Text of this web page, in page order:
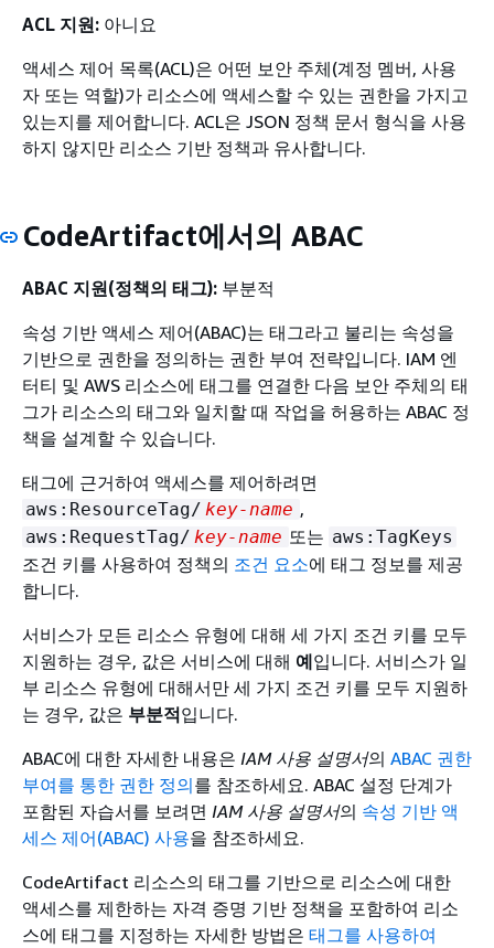
ACL 지원: 아니요
액세스 제어 목록(ACL)은 어떤 보안 주체(계정 멤버, 사용
자 또는 역할)가 리소스에 액세스할 수 있는 권한을 가지고
있는지를 제어합니다. ACL은 JSON 정책 문서 형식을 사용
하지 않지만 리소스 기반 정책과 유사합니다.
CodeArtifact에서의 ABAC
ABAC 지원(정책의 태그): 부분적
속성 기반 액세스 제어(ABAC)는 태그라고 불리는 속성을
기반으로 권한을 정의하는 권한 부여 전략입니다. IAM 엔
터티 및 AWS 리소스에 태그를 연결한 다음 보안 주체의 태
그가 리소스의 태그와 일치할 때 작업을 허용하는 ABAC 정
책을 설계할 수 있습니다.
태그에 근거하여 액세스를 제어하려면
aws:ResourceTag/ key-name ,
aws:RequestTag/ key-name 또는 aws:TagKeys
조건 키를 사용하여 정책의 조건 요소에 태그 정보를 제공
합니다.
서비스가 모든 리소스 유형에 대해 세 가지 조건 키를 모두
지원하는 경우, 값은 서비스에 대해 예입니다. 서비스가 일
부 리소스 유형에 대해서만 세 가지 조건 키를 모두 지원하
는 경우, 값은 부분적입니다.
ABAC에 대한 자세한 내용은 IAM 사용 설명서의 ABAC 권한
부여를 통한 권한 정의를 참조하세요. ABAC 설정 단계가
포함된 자습서를 보려면 IAM 사용 설명서의 속성 기반 액
세스 제어(ABAC) 사용을 참조하세요.
CodeArtifact 리소스의 태그를 기반으로 리소스에 대한
액세스를 제한하는 자격 증명 기반 정책을 포함하여 리소
스에 태그를 지정하는 자세한 방법은 태그를 사용하여